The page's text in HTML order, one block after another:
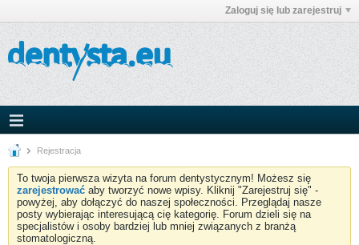
Zaloguj się lub zarejestruj
Rejestracja
To twoja pierwsza wizyta na forum dentystycznym! Możesz się
zarejestrować aby tworzyć nowe wpisy. Kliknij "Zarejestruj się" -
powyżej, aby dołączyć do naszej społeczności. Przeglądaj nasze
posty wybierając interesującą cię kategorię. Forum dzieli się na
specjalistów i osoby bardziej lub mniej związanych z branżą
stomatologiczną.